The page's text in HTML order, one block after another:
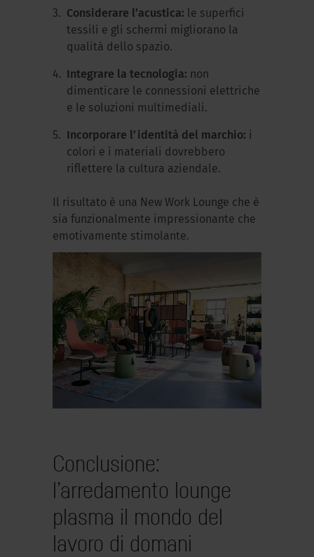
Considerare l’acustica: le superfici
tessili e gli schermi migliorano la
qualità dello spazio.
Integrare la tecnologia: non
dimenticare le connessioni elettriche
e le soluzioni multimediali.
Incorporare l’identità del marchio: i
colori e i materiali dovrebbero
riflettere la cultura aziendale.
Il risultato è una New Work Lounge che è
sia funzionalmente impressionante che
emotivamente stimolante.
Conclusione:
l’arredamento lounge
plasma il mondo del
lavoro di domani